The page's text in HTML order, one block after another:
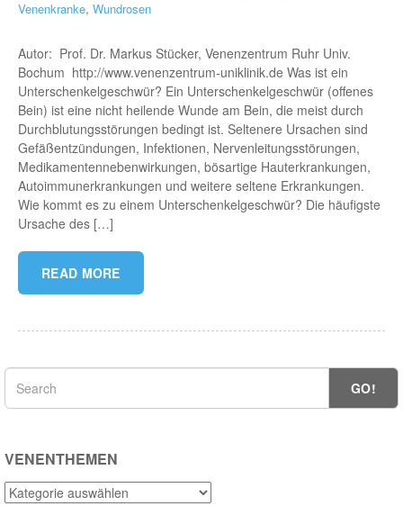
Venenkranke, Wundrosen
Autor: Prof. Dr. Markus Stücker, Venenzentrum Ruhr Univ.
Bochum http://www.venenzentrum-uniklinik.de Was ist ein
Unter­schenkel­geschwür? Ein Unter­schenkel­geschwür (offenes
Bein) ist eine nicht heilende Wunde am Bein, die meist durch
Durchblutungsstörungen bedingt ist. Seltenere Ursachen sind
Gefäßentzündungen, Infektionen, Nervenleitungsstörungen,
Medikamentennebenwirkungen, bösartige Hauterkrankungen,
Autoimmunerkrankungen und weitere seltene Erkrankungen.
Wie kommt es zu einem Unter­schenkel­geschwür? Die häufigste
Ursache des […]
READ MORE
GO!
VENENTHEMEN
Venenthemen